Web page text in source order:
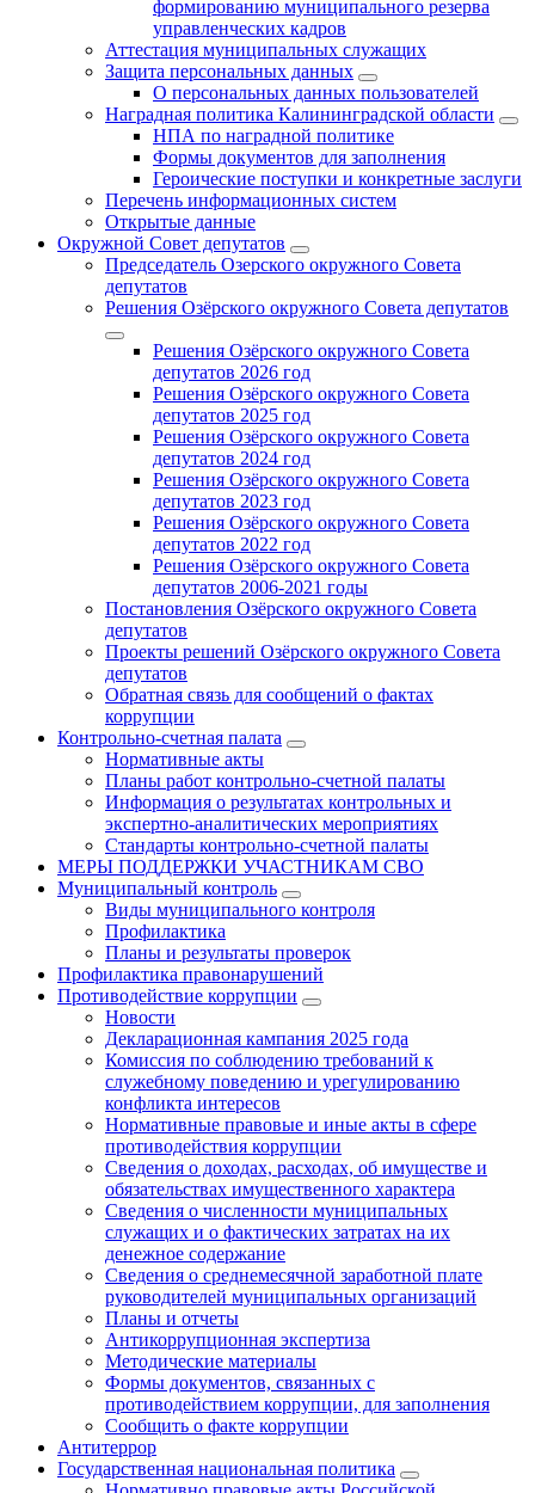
формированию муниципального резерва
управленческих кадров
Аттестация муниципальных служащих
Защита персональных данных
О персональных данных пользователей
Наградная политика Калининградской области
НПА по наградной политике
Формы документов для заполнения
Героические поступки и конкретные заслуги
Перечень информационных систем
Открытые данные
Окружной Совет депутатов
Председатель Озерского окружного Совета
депутатов
Решения Озёрского окружного Совета депутатов
Решения Озёрского окружного Совета
депутатов 2026 год
Решения Озёрского окружного Совета
депутатов 2025 год
Решения Озёрского окружного Совета
депутатов 2024 год
Решения Озёрского окружного Совета
депутатов 2023 год
Решения Озёрского окружного Совета
депутатов 2022 год
Решения Озёрского окружного Совета
депутатов 2006-2021 годы
Постановления Озёрского окружного Совета
депутатов
Проекты решений Озёрского окружного Совета
депутатов
Обратная связь для сообщений о фактах
коррупции
Контрольно-счетная палата
Нормативные акты
Планы работ контрольно-счетной палаты
Информация о результатах контрольных и
экспертно-аналитических мероприятиях
Стандарты контрольно-счетной палаты
МЕРЫ ПОДДЕРЖКИ УЧАСТНИКАМ СВО
Муниципальный контроль
Виды муниципального контроля
Профилактика
Планы и результаты проверок
Профилактика правонарушений
Противодействие коррупции
Новости
Декларационная кампания 2025 года
Комиссия по соблюдению требований к
служебному поведению и урегулированию
конфликта интересов
Нормативные правовые и иные акты в сфере
противодействия коррупции
Сведения о доходах, расходах, об имуществе и
обязательствах имущественного характера
Сведения о численности муниципальных
служащих и о фактических затратах на их
денежное содержание
Сведения о среднемесячной заработной плате
руководителей муниципальных организаций
Планы и отчеты
Антикоррупционная экспертиза
Методические материалы
Формы документов, связанных с
противодействием коррупции, для заполнения
Сообщить о факте коррупции
Антитеррор
Государственная национальная политика